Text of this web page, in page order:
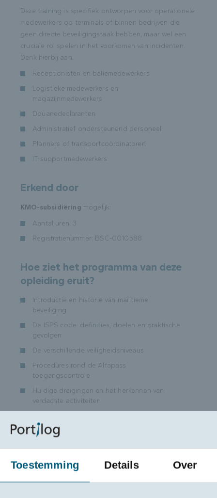
Toestemming Details Over
Deze training is specifiek ontworpen voor operationele
medewerkers op terminals of binnen bedrijven die
geen directe beveiligingstaak hebben, maar wel een
cruciale rol spelen in het voorkomen van incidenten.
Denk hierbij aan:
Receptionisten en baliemedewerkers
Logistieke medewerkers en
magazijnmedewerkers
Douanedeclaranten
Administratief ondersteunend personeel
Planners of transportcoördinatoren
IT-supportmedewerkers
Erkend door
KMO-subsidiëring mogelijk:
Aantal uren: 3
Registratienummer: BSC-0010588
Hoe ziet het programma van deze
opleiding eruit?
Introductie en historie van maritieme
beveiliging
De ISPS code: definities, doelen en praktische
gevolgen
De verschillende veiligheidsniveaus
Procedures rond de Alfapass
toegangscontrole
Huidige dreigingen en het herkennen van
verdachte activiteiten
risicoprofiel
een veilige werkomgeving
Bijkomende info